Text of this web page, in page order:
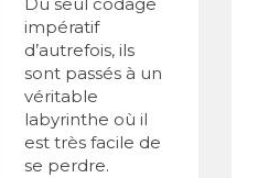
Du seul codage
impératif
d’autrefois, ils
sont passés à un
véritable
labyrinthe où il
est très facile de
se perdre.